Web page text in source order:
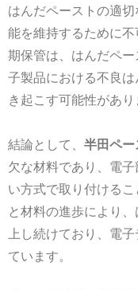
はんだペーストの適
能を維持するために
期保管は、はんだペ
子製品における不良は
き起こす可能性があり
結論として、 半田ペー
欠な材料であり、電子
い方式で取り付ける
と材料の進歩により
上し続けており、電
ています。